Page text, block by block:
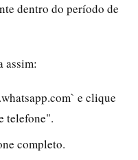
dentro do período de
assim:
e clique
telefone".
completo.